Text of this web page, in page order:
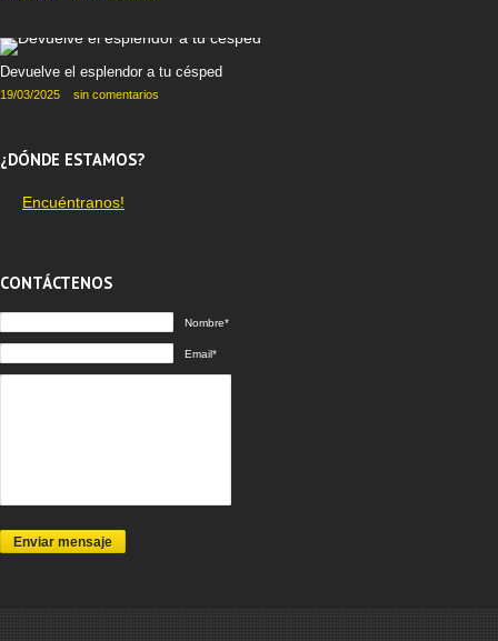
Devuelve el esplendor a tu césped
19/03/2025 sin comentarios
¿DÓNDE ESTAMOS?
Encuéntranos!
CONTÁCTENOS
Nombre*
Email*
Enviar mensaje